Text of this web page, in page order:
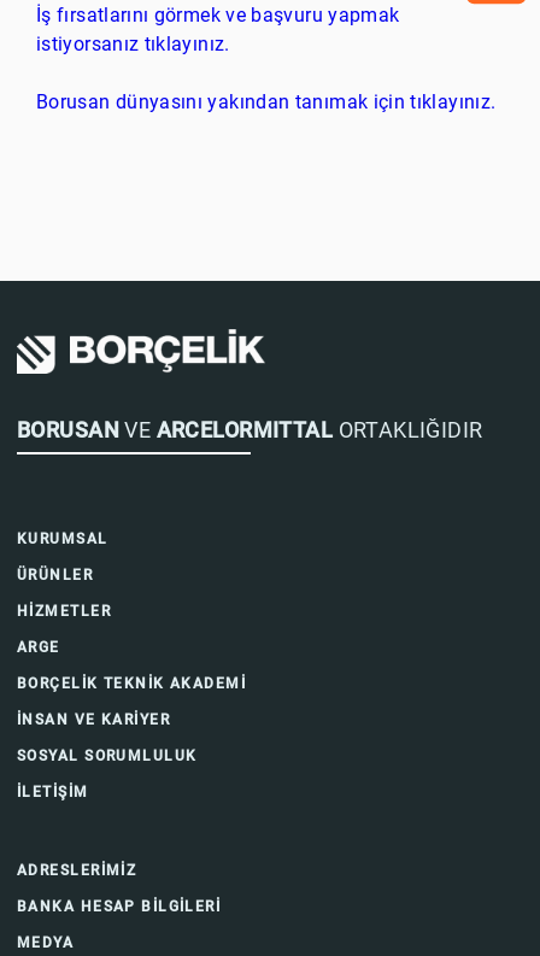
İş fırsatlarını görmek ve başvuru yapmak
istiyorsanız tıklayınız.
Borusan dünyasını yakından tanımak için tıklayınız.
BORUSANVE ARCELORMITTAL ORTAKLIĞIDIR
KURUMSAL
ÜRÜNLER
HİZMETLER
ARGE
BORÇELİK TEKNİK AKADEMİ
İNSAN VE KARİYER
SOSYAL SORUMLULUK
İLETİŞİM
ADRESLERİMİZ
BANKA HESAP BİLGİLERİ
MEDYA